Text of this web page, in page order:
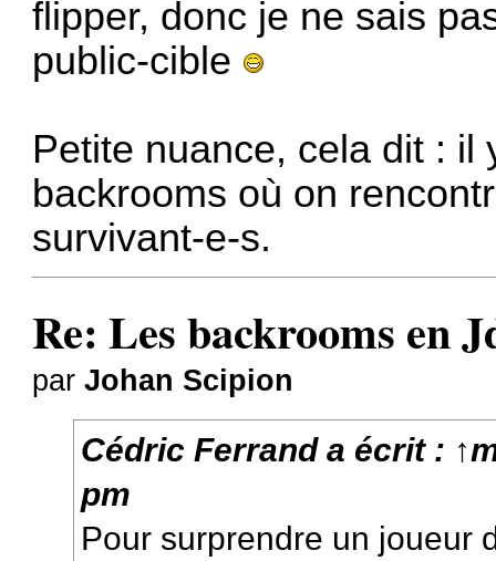
flipper, donc je ne sais
public-cible
Petite nuance, cela dit : il
backrooms où on
survivant-e-s.
Re: Les backrooms en
parJohan Scipion
Cédric Ferranda écrit : ↑
pm
Pour surprendre un joueur